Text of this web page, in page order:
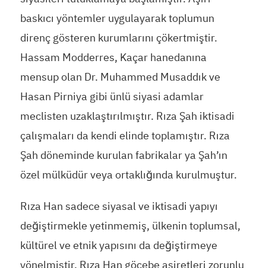
baskıcı yöntemler uygulayarak toplumun
direnç gösteren kurumlarını çökertmiştir.
Hassam Modderres, Kaçar hanedanına
mensup olan Dr. Muhammed Musaddık ve
Hasan Pirniya gibi ünlü siyasi adamlar
meclisten uzaklaştırılmıştır. Rıza Şah iktisadi
çalışmaları da kendi elinde toplamıştır. Rıza
Şah döneminde kurulan fabrikalar ya Şah’ın
özel mülküdür veya ortaklığında kurulmuştur.
Rıza Han sadece siyasal ve iktisadi yapıyı
değiştirmekle yetinmemiş, ülkenin toplumsal,
kültürel ve etnik yapısını da değiştirmeye
yönelmiştir. Rıza Han göçebe aşiretleri zorunlu